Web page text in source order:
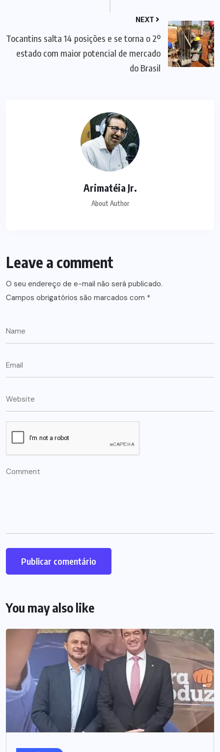
NEXT
Tocantins salta 14 posições e se torna o 2º
estado com maior potencial de mercado
do Brasil
Arimatéia Jr.
About Author
Leave a comment
O seu endereço de e-mail não será publicado.
Campos obrigatórios são marcados com *
You may also like